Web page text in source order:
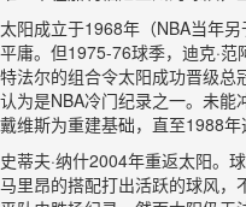
太阳成立于1968年（NBA当年
平庸。但1975-76球季，迪克·范
特法尔的组合令太阳成功晋级总
认为是NBA冷门纪录之一。未能
戴维斯为重建基础，直至1988年
史蒂夫·纳什2004年重返太阳。
马里昂的搭配打出活跃的球风